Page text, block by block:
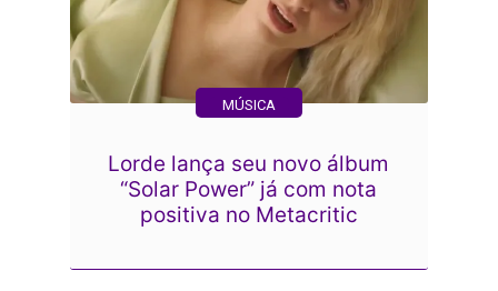
MÚSICA
Lorde lança seu novo álbum
“Solar Power” já com nota
positiva no Metacritic